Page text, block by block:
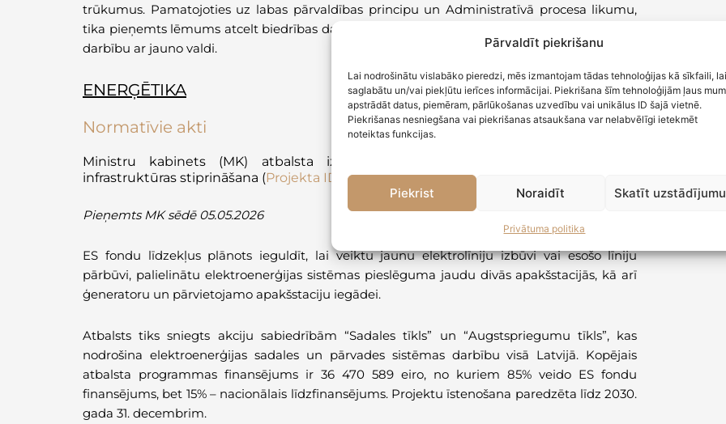
Pārvaldīt piekrišanu
Lai nodrošinātu vislabāko pieredzi, mēs izmantojam tādas tehnoloģijas kā sīkfaili, lai
saglabātu un/vai piekļūtu ierīces informācijai. Piekrišana šīm tehnoloģijām ļaus
apstrādāt datus, piemēram, pārlūkošanas uzvedību vai unikālus ID šajā vietnē.
Piekrišanas nesniegšana vai piekrišanas atsaukšana var nelabvēlīgi ietekmēt
noteiktas funkcijas.
Piekrist Noraidīt Skatīt
Privātuma politika
trūkumus. Pamatojoties uz labas pārvaldības principu un Administratīvā procesa likumu,
tika pieņemts lēmums atcelt biedrības darbības izbeigšanu. Rezultātā biedrība var turpināt
darbību ar jauno valdi.
ENERĢĒTIKA
Normatīvie akti
Ministru kabinets (MK) atbalsta izstrādāto atbalsta programmu enerģētikas
infrastruktūras stiprināšana (Projekta ID: 25-TA-1669)
Pieņemts MK sēdē 05.05.2026
ES fondu līdzekļus plānots ieguldīt, lai veiktu jaunu elektrolīniju izbūvi vai esošo līniju
pārbūvi, palielinātu elektroenerģijas sistēmas pieslēguma jaudu divās apakšstacijās, kā arī
ģeneratoru un pārvietojamo apakšstaciju iegādei.
Atbalsts tiks sniegts akciju sabiedrībām “Sadales tīkls” un “Augstspriegumu tīkls”, kas
nodrošina elektroenerģijas sadales un pārvades sistēmas darbību visā Latvijā. Kopējais
atbalsta programmas finansējums ir 36 470 589 eiro, no kuriem 85% veido ES fondu
finansējums, bet 15% – nacionālais līdzfinansējums. Projektu īstenošana paredzēta līdz 2030.
gada 31. decembrim.